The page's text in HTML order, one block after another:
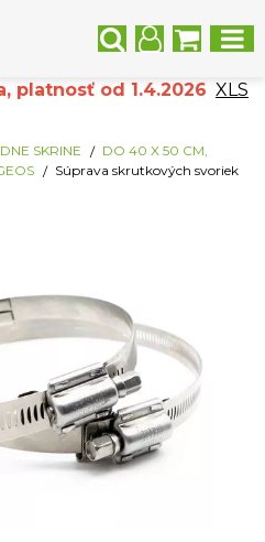
od 1.4.2026 XLS
SKRINE
DO 40 X 50 CM,
Súprava skrutkových svoriek